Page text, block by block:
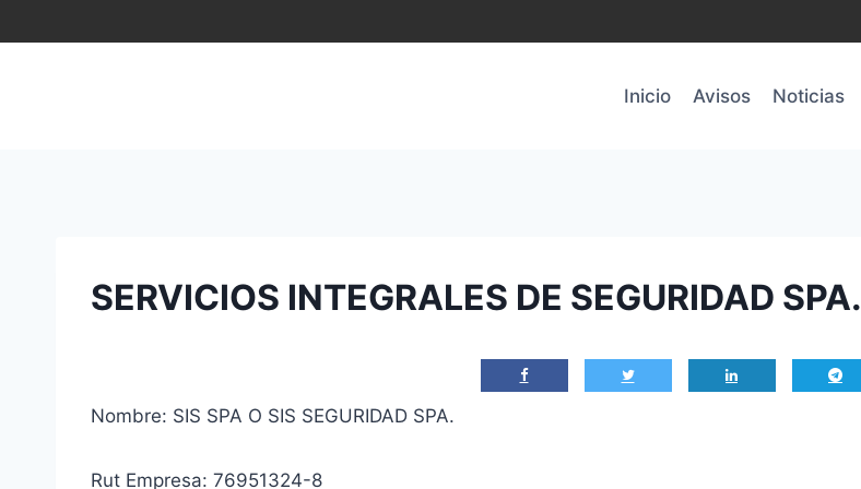
al
Inicio
Avisos Noticias
SERVICIOS INTEGRALES DE SEGURIDAD SPA.
Nombre: SIS SPA O SIS SEGURIDAD SPA.
Rut Empresa: 76951324-8